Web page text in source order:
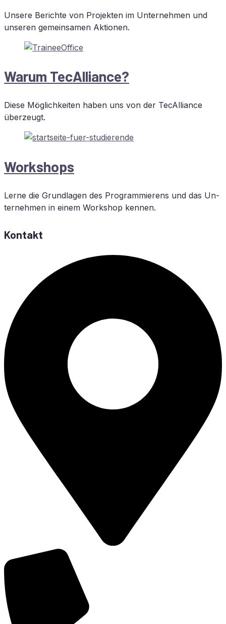
Un­se­re Be­rich­te von Pro­jek­ten im Un­ter­neh­men und
un­se­ren ge­mein­sa­men Aktionen.
War­um TecAlliance?
Die­se Mög­lich­kei­ten ha­ben uns von der TecAlliance
überzeugt.
Work­shops
Ler­ne die Grund­la­gen des Pro­gram­mie­rens und das Un­
ter­neh­men in ei­nem Work­shop kennen.
Kontakt